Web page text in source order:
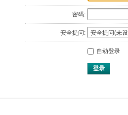
密码:
安全提问:
自动登录
登录